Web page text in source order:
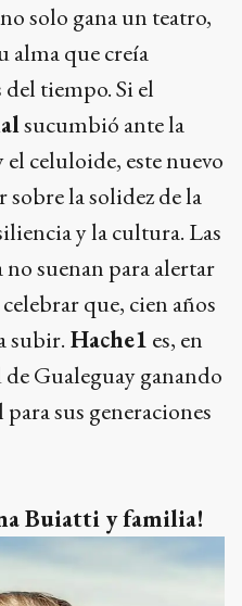
solo gana un teatro,
alma que creía
tiempo. Si el
sucumbió ante la
celuloide, este nuevo
sobre la solidez de la
y la cultura. Las
no suenan para alertar
que, cien años
subir. Hache1 es, en
Gualeguay ganando
sus generaciones
Buiatti y familia!